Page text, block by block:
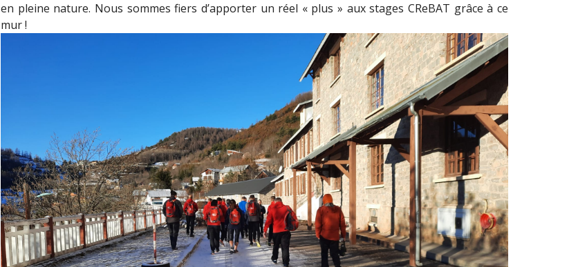
en pleine nature. Nous sommes fiers d’apporter un réel « plus » aux stages CReBAT grâce à ce
mur !